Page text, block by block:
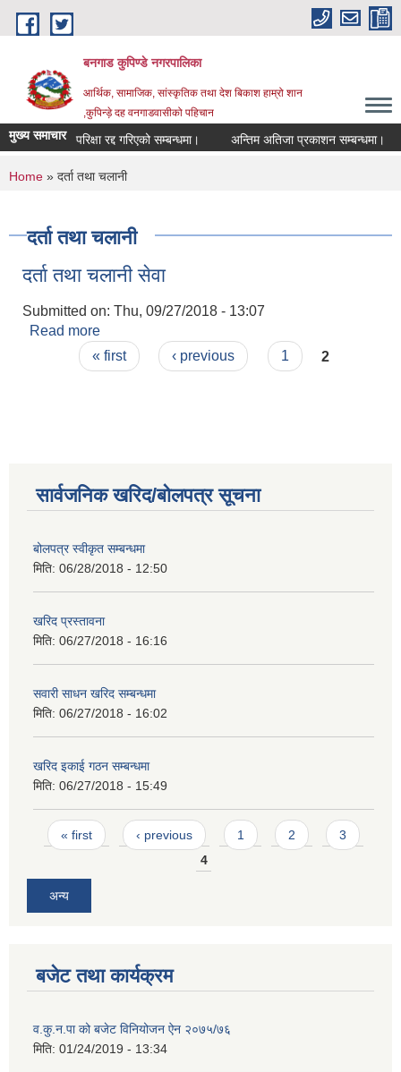
Skip to main content
बनगाड कुपिण्डे नगरपालिका
आर्थिक, सामाजिक, सांस्कृतिक तथा देश बिकाश हाम्रो शान
,कुपिन्ड़े दह वनगाडवासीको पहिचान
मुख्य समाचारपरिक्षा रद्द गरिएको सम्बन्धमा। अन्तिम अतिजा प्रकाशन सम्बन्धमा।
You are here
Home » दर्ता तथा चलानी
दर्ता तथा चलानी
दर्ता तथा चलानी सेवा
Submitted on: Thu, 09/27/2018 - 13:07
Read more
Pages« first ‹ previous 1 2
सार्वजनिक खरिद/बोलपत्र सूचना
बोलपत्र स्वीकृत सम्बन्धमा
मिति: 06/28/2018 - 12:50
खरिद प्रस्तावना
मिति: 06/27/2018 - 16:16
सवारी साधन खरिद सम्बन्धमा
मिति: 06/27/2018 - 16:02
खरिद इकाई गठन सम्बन्धमा
मिति: 06/27/2018 - 15:49
Pages
« first ‹ previous 1 2
3
4
अन्य
बजेट तथा कार्यक्रम
व.कु.न.पा को बजेट विनियोजन ऐन २०७५/७६
मिति: 01/24/2019 - 13:34